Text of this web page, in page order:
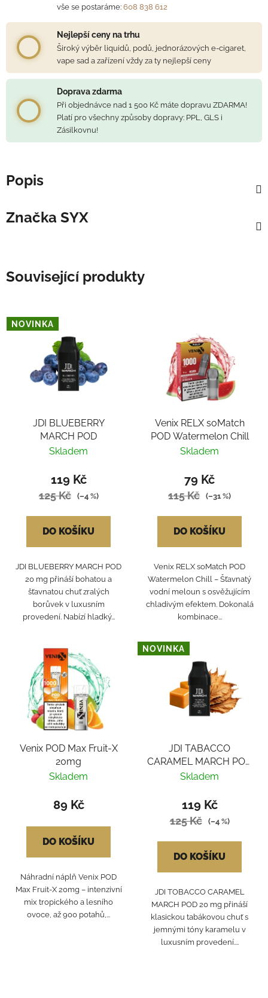
vše se postaráme: 608 838 612
Nejlepší ceny na trhu
Široký výběr liquidů, podů, jednorázových e-cigaret,
vape sad a zařízení vždy za ty nejlepší ceny
Doprava zdarma
Při objednávce nad 1 500 Kč máte dopravu ZDARMA!
Platí pro všechny způsoby dopravy: PPL, GLS i
Zásilkovnu!
Popis
Značka SYX
Související produkty
NOVINKA
JDI BLUEBERRY
MARCH POD
Skladem
119 Kč
125 Kč (–4 %)
DO KOŠÍKU
JDI BLUEBERRY MARCH POD
20 mg přináší bohatou a
šťavnatou chuť zralých
borůvek v luxusním
provedení. Nabízí hladký...
Venix RELX soMatch
POD Watermelon Chill
Skladem
79 Kč
115 Kč (–31 %)
DO KOŠÍKU
Venix RELX soMatch POD
Watermelon Chill – Šťavnatý
vodní meloun s osvěžujícím
chladivým efektem. Dokonalá
kombinace...
Venix POD Max Fruit-X
20mg
Skladem
89 Kč
DO KOŠÍKU
Náhradní náplň Venix POD
Max Fruit-X 20mg – intenzivní
mix tropického a lesního
ovoce, až 900 potahů,...
NOVINKA
JDI TABACCO
CARAMEL MARCH POD
20mg
Skladem
119 Kč
125 Kč (–4 %)
DO KOŠÍKU
JDI TOBACCO CARAMEL
MARCH POD 20 mg přináší
klasickou tabákovou chuť s
jemnými tóny karamelu v
luxusním provedení....